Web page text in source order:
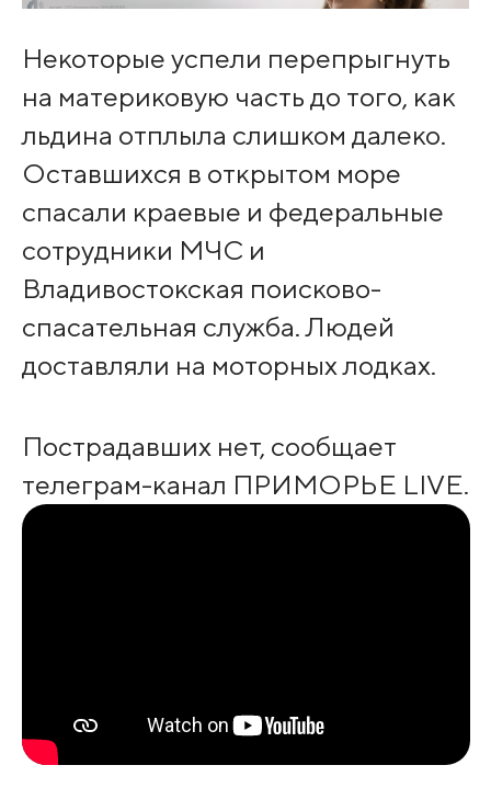
Некоторые успели перепрыгнуть
на материковую часть до того, как
льдина отплыла слишком далеко.
Оставшихся в открытом море
спасали краевые и федеральные
сотрудники МЧС и
Владивостокская поисково-
спасательная служба. Людей
доставляли на моторных лодках.
Пострадавших нет, сообщает
телеграм-канал ПРИМОРЬЕ LIVE.